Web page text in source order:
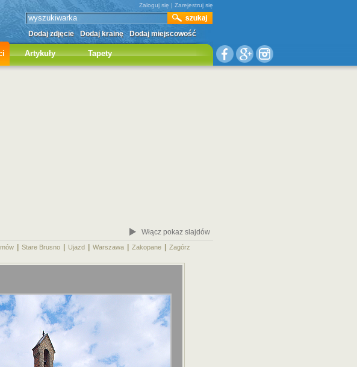
Zaloguj się | Zarejestruj się
Dodaj zdjęcie Dodaj krainę Dodaj miejscowość
Artykuły Tapety
Włącz pokaz slajdów
Stare Brusno Ujazd Warszawa Zakopane Zagórz